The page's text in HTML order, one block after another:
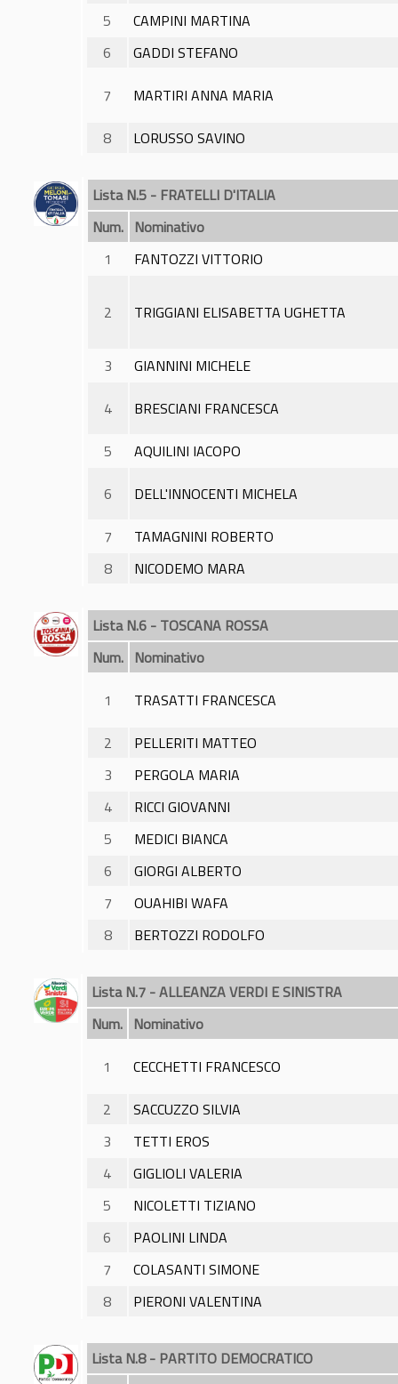
5
CAMPINI MARTINA
6
GADDI STEFANO
7
MARTIRI ANNA MARIA
8
LORUSSO SAVINO
Lista N.5 - FRATELLI D'ITALIA
Num. Nominativo
1
FANTOZZI VITTORIO
2 TRIGGIANI ELISABETTA UGHETTA
3
GIANNINI MICHELE
4
BRESCIANI FRANCESCA
5
AQUILINI IACOPO
6
DELL'INNOCENTI MICHELA
7
TAMAGNINI ROBERTO
8
NICODEMO MARA
Lista N.6 - TOSCANA ROSSA
Num. Nominativo
1
TRASATTI FRANCESCA
2
PELLERITI MATTEO
3
PERGOLA MARIA
4
RICCI GIOVANNI
5
MEDICI BIANCA
6
GIORGI ALBERTO
7
OUAHIBI WAFA
8
BERTOZZI RODOLFO
Lista N.7 - ALLEANZA VERDI E SINISTRA
Num. Nominativo
1
CECCHETTI FRANCESCO
2
SACCUZZO SILVIA
3
TETTI EROS
4
GIGLIOLI VALERIA
5
NICOLETTI TIZIANO
6
PAOLINI LINDA
7
COLASANTI SIMONE
8
PIERONI VALENTINA
Lista N.8 - PARTITO DEMOCRATICO